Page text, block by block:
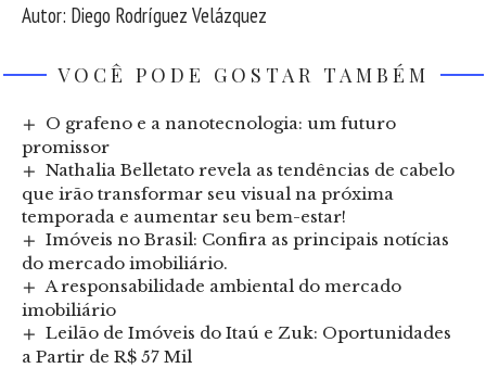
Autor: Diego Rodríguez Velázquez
VOCÊ PODE GOSTAR TAMBÉM
O grafeno e a nanotecnologia: um futuro
promissor
Nathalia Belletato revela as tendências de cabelo
que irão transformar seu visual na próxima
temporada e aumentar seu bem-estar!
Imóveis no Brasil: Confira as principais notícias
do mercado imobiliário.
A responsabilidade ambiental do mercado
imobiliário
Leilão de Imóveis do Itaú e Zuk: Oportunidades
a Partir de R$ 57 Mil